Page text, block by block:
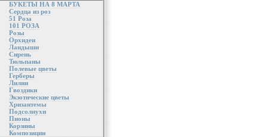
БУКЕТЫ НА 8 МАРТА
Сердца из роз
51 Роза
101 РОЗА
Розы
Орхидеи
Ландыши
Сирень
Тюльпаны
Полевые цветы
Герберы
Лилии
Гвоздики
Экзотические цветы
Хризантемы
Подсолнухи
Пионы
Корзины
Композиции